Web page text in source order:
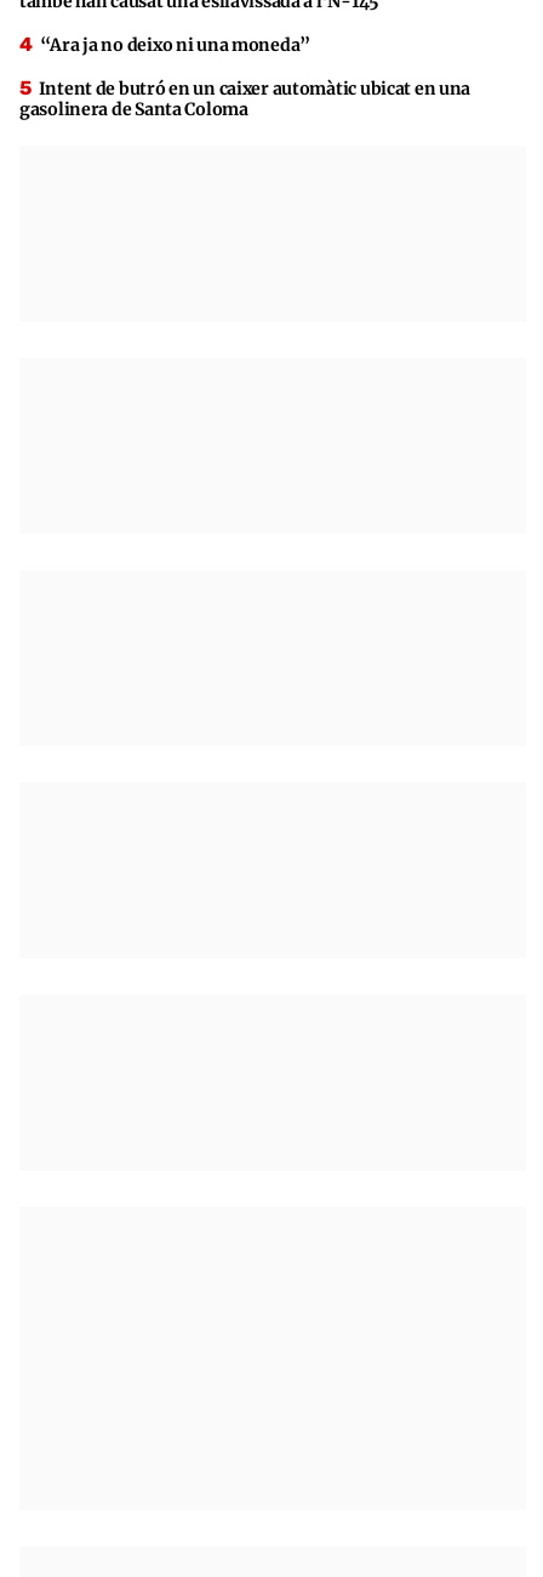
“Ara ja no deixo ni una moneda”
Intent de butró en un caixer automàtic ubicat en una
gasolinera de Santa Coloma